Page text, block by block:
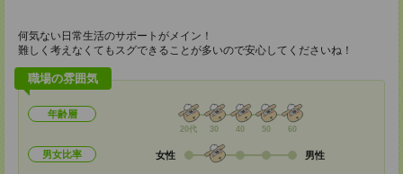
何気ない日常生活のサポートがメイン！
難しく考えなくてもスグできることが多いので安心してくださいね！
職場の雰囲気
年齢層
20代 30 40 50 60
男女比率 女性 男性